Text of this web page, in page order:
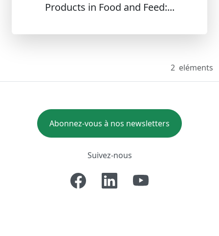
Products in Food and Feed:...
2 eléments
Abonnez-vous à nos newsletters
Suivez-nous